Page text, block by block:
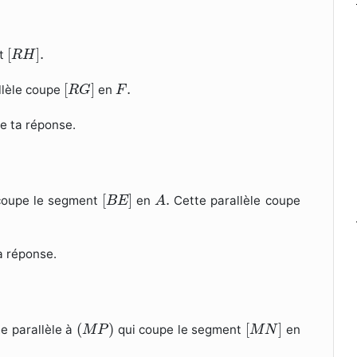
[RH].
[RH]
coupe [RG]
[RG] en F.
F.
ta réponse.
le segment [BE]
[BE] enA.
A Cette parallèle coupe
réponse.
parallèle à (MP)
(MP) qui coupe le segment [MN]
[MN] en